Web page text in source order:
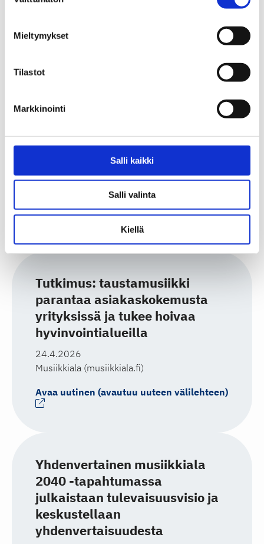
Mieltymykset
Tilastot
Markkinointi
Salli kaikki
Salli valinta
Kiellä
Finland (frame-finland.fi)
Avaa uutinen (avautuu uuteen välilehteen)
Taiteen ja kulttuurin barometri:
musiikkialan taiteilijat
työskentelevät ulkomailla
muita taiteenaloja useammin
27.4.2026
Avaa uutinen (avautuu uuteen välilehteen)
Tutkimus: taustamusiikki
parantaa asiakaskokemusta
yrityksissä ja tukee hoivaa
hyvinvointialueilla
24.4.2026
Musiikkiala (musiikkiala.fi)
Avaa uutinen (avautuu uuteen välilehteen)
Yhdenvertainen musiikkiala
2040 -tapahtumassa
julkaistaan tulevaisuusvisio ja
keskustellaan
yhdenvertaisuudesta